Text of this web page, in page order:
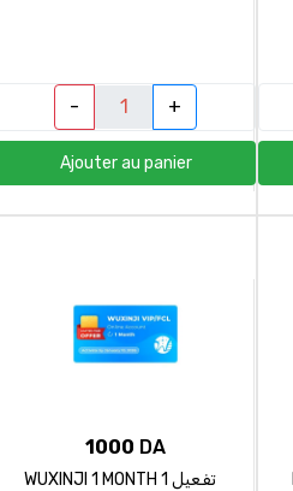
- +
Ajouter au panier
1000 DA
WUXINJI 1 MONTH تفعيل 1